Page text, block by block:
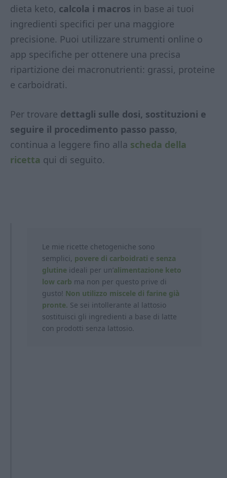
dieta keto, calcola i macros in base ai tuoi
ingredienti specifici per una maggiore
precisione. Puoi utilizzare strumenti online o
app specifiche per ottenere una precisa
ripartizione dei macronutrienti: grassi, proteine
e carboidrati.
Per trovare dettagli sulle dosi, sostituzioni e
seguire il procedimento passo passo,
continua a leggere fino alla scheda della
ricetta qui di seguito.
Le mie ricette chetogeniche sono
semplici, povere di carboidrati e senza
glutine ideali per un’alimentazione keto
low carb ma non per questo prive di
gusto! Non utilizzo miscele di farine già
pronte. Se sei intollerante al lattosio
sostituisci gli ingredienti a base di latte
con prodotti senza lattosio.